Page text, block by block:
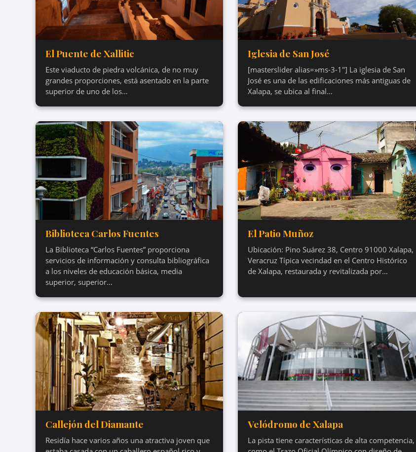
El Puente de Xallitic
Este viaducto de piedra volcánica, de no muy
grandes proporciones, está asentado en la parte
superior de uno de los…
Iglesia de San José
[masterslider alias=»ms-3-1″] La iglesia de San
José es una de las edificaciones más antiguas de
Xalapa, se ubica al final…
Biblioteca Carlos Fuentes
La Biblioteca “Carlos Fuentes” proporciona
servicios de información y consulta bibliográfica
a los niveles de educación básica, media
superior, superior…
El Patio Muñoz
Ubicación: Pino Suárez 38, Centro 91000 Xalapa,
Veracruz Típica vecindad en el Centro Histórico
de Xalapa, restaurada y revitalizada por…
Callejón del Diamante
Residía hace varios años una atractiva joven que
Velódromo de Xalapa
La pista tiene características de alta competencia,